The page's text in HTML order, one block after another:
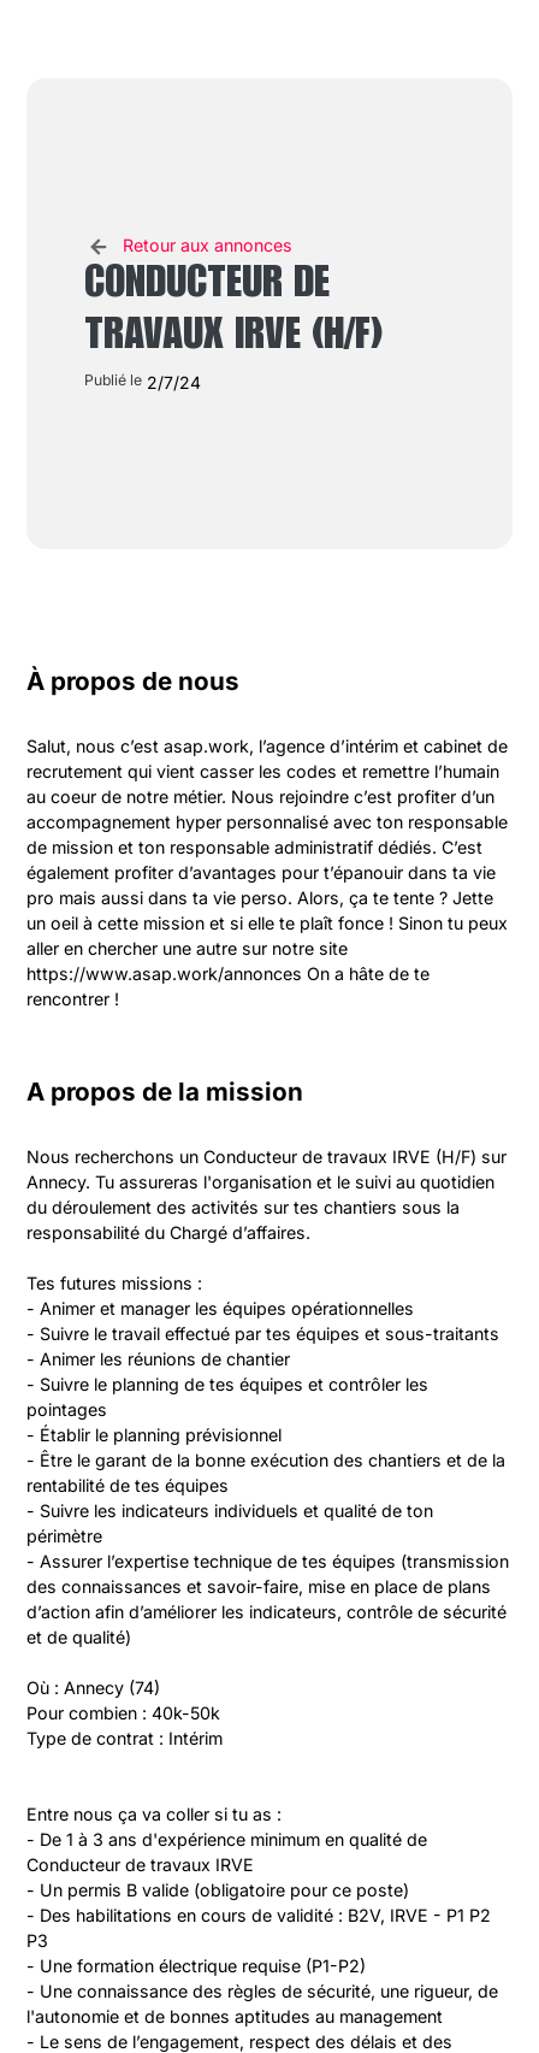
Retour aux annonces
CONDUCTEUR DE
TRAVAUX IRVE (H/F)
Publié le 2/7/24
À propos de nous
Salut, nous c’est asap.work, l’agence d’intérim et cabinet de
recrutement qui vient casser les codes et remettre l’humain
au coeur de notre métier. Nous rejoindre c’est profiter d’un
accompagnement hyper personnalisé avec ton responsable
de mission et ton responsable administratif dédiés. C’est
également profiter d’avantages pour t’épanouir dans ta vie
pro mais aussi dans ta vie perso. Alors, ça te tente ? Jette
un oeil à cette mission et si elle te plaît fonce ! Sinon tu peux
aller en chercher une autre sur notre site
https://www.asap.work/annonces On a hâte de te
rencontrer !
A propos de la mission
Nous recherchons un Conducteur de travaux IRVE (H/F) sur
Annecy. Tu assureras l'organisation et le suivi au quotidien
du déroulement des activités sur tes chantiers sous la
responsabilité du Chargé d’affaires.
Tes futures missions :
- Animer et manager les équipes opérationnelles
- Suivre le travail effectué par tes équipes et sous-traitants
- Animer les réunions de chantier
- Suivre le planning de tes équipes et contrôler les
pointages
- Établir le planning prévisionnel
- Être le garant de la bonne exécution des chantiers et de la
rentabilité de tes équipes
- Suivre les indicateurs individuels et qualité de ton
périmètre
- Assurer l’expertise technique de tes équipes (transmission
des connaissances et savoir-faire, mise en place de plans
d’action afin d’améliorer les indicateurs, contrôle de sécurité
et de qualité)
Où : Annecy (74)
Pour combien : 40k-50k
Type de contrat : Intérim
Entre nous ça va coller si tu as :
- De 1 à 3 ans d'expérience minimum en qualité de
Conducteur de travaux IRVE
- Un permis B valide (obligatoire pour ce poste)
- Des habilitations en cours de validité : B2V, IRVE - P1 P2
P3
- Une formation électrique requise (P1-P2)
- Une connaissance des règles de sécurité, une rigueur, de
l'autonomie et de bonnes aptitudes au management
- Le sens de l’engagement, respect des délais et des